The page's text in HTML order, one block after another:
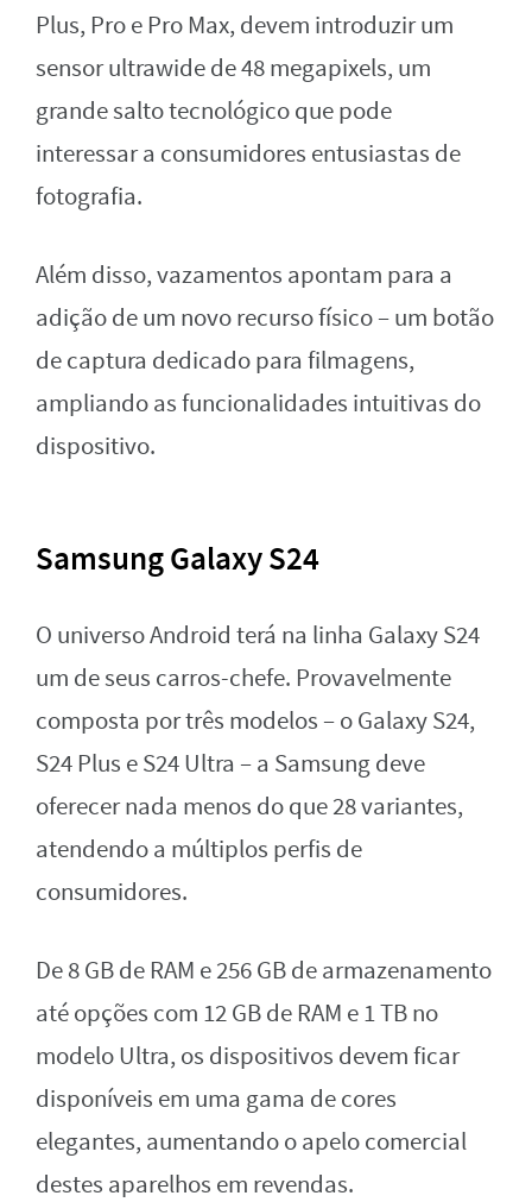
Plus, Pro e Pro Max, devem introduzir um
sensor ultrawide de 48 megapixels, um
grande salto tecnológico que pode
interessar a consumidores entusiastas de
fotografia.
Além disso, vazamentos apontam para a
adição de um novo recurso físico – um botão
de captura dedicado para filmagens,
ampliando as funcionalidades intuitivas do
dispositivo.
Samsung Galaxy S24
O universo Android terá na linha Galaxy S24
um de seus carros-chefe. Provavelmente
composta por três modelos – o Galaxy S24,
S24 Plus e S24 Ultra – a Samsung deve
oferecer nada menos do que 28 variantes,
atendendo a múltiplos perfis de
consumidores.
De 8 GB de RAM e 256 GB de armazenamento
até opções com 12 GB de RAM e 1 TB no
modelo Ultra, os dispositivos devem ficar
disponíveis em uma gama de cores
elegantes, aumentando o apelo comercial
destes aparelhos em revendas.